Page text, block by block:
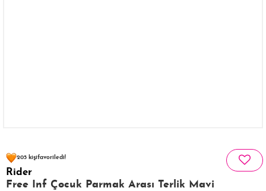
205 kişifavoriledi!
30 kişi
364 kişi
Rider
Free Inf Çocuk Parmak Arası Terlik Mavi